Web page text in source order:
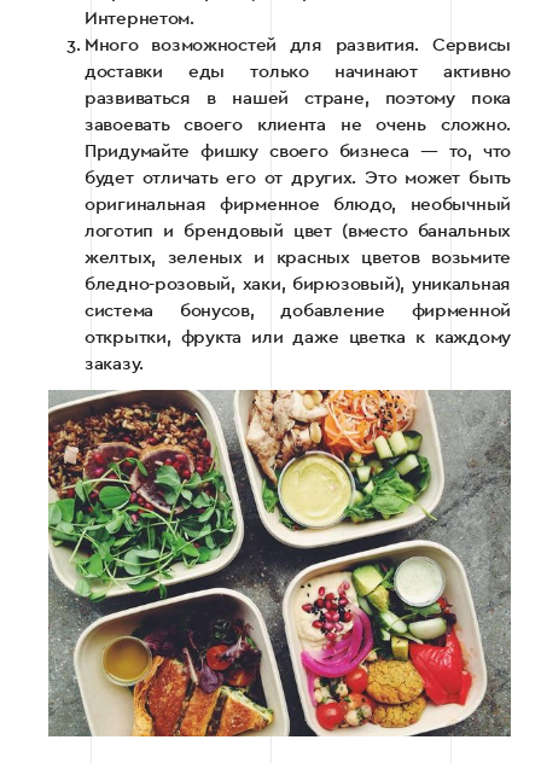
Интернетом.
Много возможностей для развития. Сервисы
доставки еды только начинают активно
развиваться в нашей стране, поэтому пока
завоевать своего клиента не очень сложно.
Придумайте фишку своего бизнеса — то, что
будет отличать его от других. Это может быть
оригинальная фирменное блюдо, необычный
логотип и брендовый цвет (вместо банальных
желтых, зеленых и красных цветов возьмите
бледно-розовый, хаки, бирюзовый), уникальная
система бонусов, добавление фирменной
открытки, фрукта или даже цветка к каждому
заказу.